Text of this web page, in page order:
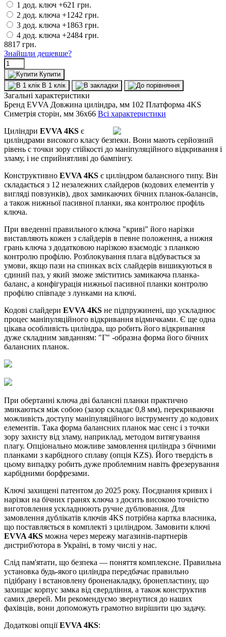
1 дод. ключ +621 грн.
2 дод. ключа +1242 грн.
3 дод. ключа +1863 грн.
4 дод. ключа +2484 грн.
8817 грн.
Знайшли дешевше?
Купити
В 1 клік
Загальні характеристики
Бренд EVVA Довжина циліндра, мм 102 Платформа 4KS
Симетрія сторін, мм 36x66 Всі характеристики
Циліндри EVVA 4KS є
циліндрами високого класу безпеки. Вони мають серйозний
рівень с точки зору стійкості до маніпуляційного відкривання і
зламу, і не сприйнятливі до бампінгу.
Конструктивно EVVA 4KS є циліндром балансного типу. Він
складається з 12 незалежних слайдеров (кодових елементів у
вигляді повзунків), двох замикаючих бічних планок-балансів,
а також нижньої пасивної планки, яка контролює профіль
ключа.
При введенні правильного ключа "криві" його нарізки
виставляють кожен з слайдерів в певне положення, а нижня
грань ключа з додатковою нарізкою взаємодіє з планкою
контролю профілю. Розблокування плага відбувається за
умови, якщо пази на спинках всіх слайдерів вишикуються в
єдиний паз, у який зможе зміститись замикаюча планка-
баланс, а конфігурація нижньої пасивної планки контролю
профілю співпаде з лунками на ключі.
Кодові слайдери EVVA 4KS не підпружинені, що ускладнює
процес маніпуляційного відкривання відмичками. Є ще одна
цікава особливість циліндра, що робить його відкривання
дуже складним завданням: "Г" -образна форма його бічних
балансних планок.
При обертанні ключа дві балансні планки практично
змикаються між собою (зазор складає 0,8 мм), перекриваючи
можливість доступу маніпуляційного інструменту до кодових
елементів. Така форма балансних планок має сенс і з точки
зору захисту від зламу, наприклад, методом витягування
плагу. Опціонально можливе замовлення циліндра з бічними
планками з карбідного сплаву (опція KZS). Його твердість в
цьому випадку робить дуже проблемним навіть фрезерування
карбідними борфрезами.
Ключі захищені патентом до 2025 року. Поєднання кривих і
нарізки на бічних гранях ключа з досить високою точністю
виготовлення ускладнюють ручне дублювання. Для
замовлення дублікатів ключів 4KS потрібна картка власника,
що поставляється в комплекті з циліндром. Замовити ключі
EVVA 4KS можна через мережу магазинів-партнерів
дистриб'ютора в Україні, в тому числі у нас.
Слід пам'ятати, що безпека — поняття комплексне. Правильна
установка будь-якого циліндра передбачає правильно
підібрану і встановлену броненакладку, бронепластину, що
захищає корпус замка від свердління, а також конструктив
самих дверей. Ми рекомендуємо звернутися до наших
фахівців, вони допоможуть грамотно вирішити цю задачу.
Додаткові опціїEVVA 4KS: